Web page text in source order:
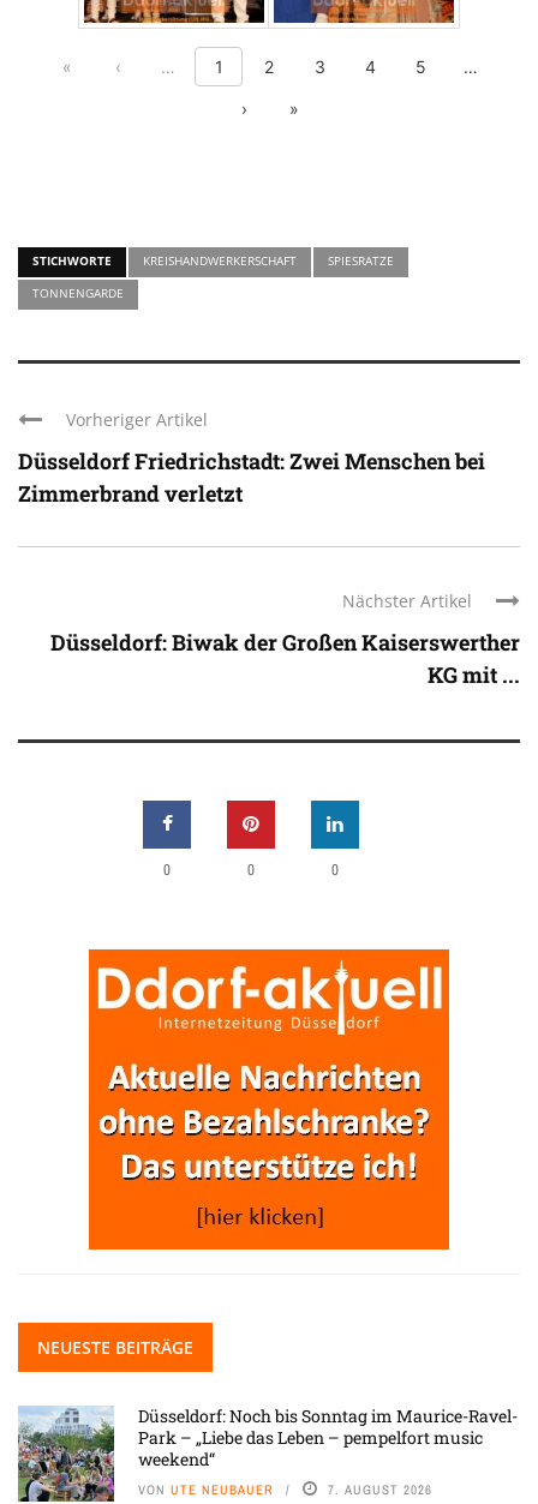
First page
« Previous page
‹ Show previous 5 pages
… 1 2 3 4 5
…
Next page
› Last page
»
STICHWORTE KREISHANDWERKERSCHAFT
SPIESRATZE
TONNENGARDE
Vorheriger Artikel
Düsseldorf Friedrichstadt: Zwei Menschen bei
Zimmerbrand verletzt
Nächster Artikel
Düsseldorf: Biwak der Großen Kaiserswerther
KG mit ...
0 0 0
NEUESTE BEITRÄGE
Düsseldorf: Noch bis Sonntag im Maurice-Ravel-
Park – „Liebe das Leben – pempelfort music
weekend“
VON UTE NEUBAUER 7. AUGUST 2026